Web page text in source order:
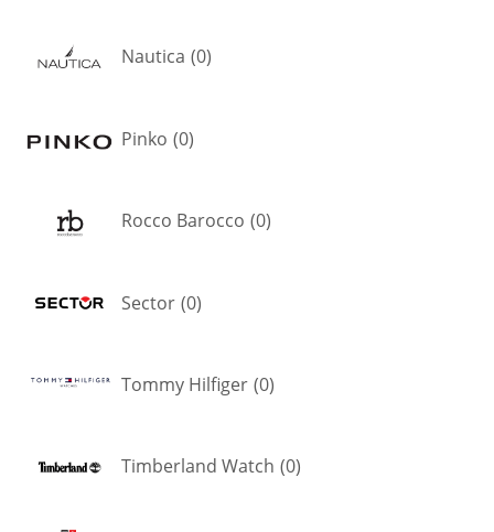
Nautica (0)
Pinko (0)
Rocco Barocco (0)
Sector (0)
Tommy Hilfiger (0)
Timberland Watch (0)